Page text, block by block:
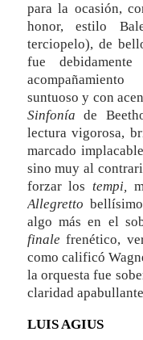
para la ocasión,
honor, estilo
terciopelo), de
fue
suntuoso y con
Sinfonía de
lectura vigorosa,
marcado
sino muy al
forzar lostempi,
Allegretto
algo más en el
finalefrenético,
como calificó
la orquesta fue
claridad
LUIS AGIUS